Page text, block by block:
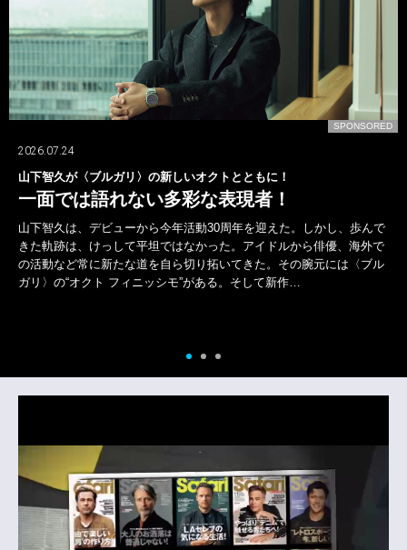
！
！
た。しかし、歩んで
ルから俳優、海外で
その腕元には〈ブル
新作…
〈ロエベ〉の新作で差をつける！
"色"と"重ね技"で週末を遊ぶ！
さりげないお洒落を楽しみたい週末。どこかでま
ら、"色"と"重ね技"で遊んで余裕を表現したいと
めなのが〈ロエベ〉の新作コレクション。上品で
ーブを中心としつつ、楽しげな色や粋な小物を